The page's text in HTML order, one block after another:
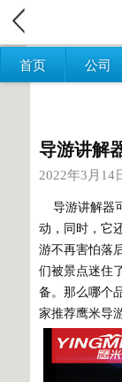
首页 公司
导游讲解
2022年3月14
导游讲解器
动，同时，它
游不再害怕落
们被景点迷住
备。那么哪个
家推荐鹰米导